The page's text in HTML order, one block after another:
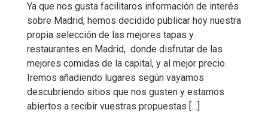
Ya que nos gusta facilitaros información de interés
sobre Madrid, hemos decidido publicar hoy nuestra
propia selección de las mejores tapas y
restaurantes en Madrid, donde disfrutar de las
mejores comidas de la capital, y al mejor precio.
Iremos añadiendo lugares según vayamos
descubriendo sitios que nos gusten y estamos
abiertos a recibir vuestras propuestas […]